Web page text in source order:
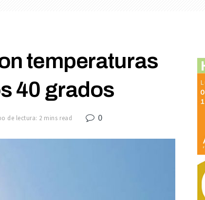
temperaturas
40 grados
de lectura: 2 mins read 0